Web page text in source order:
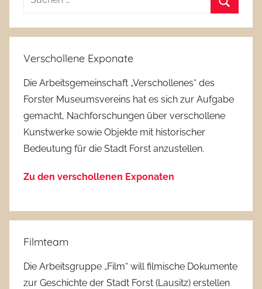
Verschollene Exponate
Die Arbeitsgemeinschaft „Verschollenes“ des
Forster Museumsvereins hat es sich zur Aufgabe
gemacht, Nachforschungen über verschollene
Kunstwerke sowie Objekte mit historischer
Bedeutung für die Stadt Forst anzustellen.
Zu den verschollenen Exponaten
Filmteam
Die Arbeitsgruppe „Film“ will filmische Dokumente
zur Geschichte der Stadt Forst (Lausitz) erstellen